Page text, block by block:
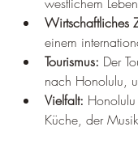
Wirtschaftliches
einem
Tourismus: Der
nach Honolulu,
Vielfalt:
Küche, der